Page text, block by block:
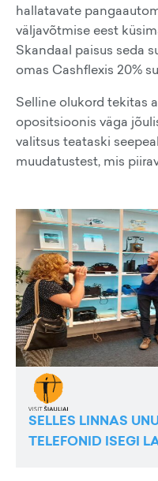
hallatavate
väljavõtmise eest
Skandaal paisus seda
omas Cashflexis 20%
Selline olukord tekitas
opositsioonis väga
valitsus teataski
muudatustest, mis
SELLES LINNAS
TELEFONID ISEGI